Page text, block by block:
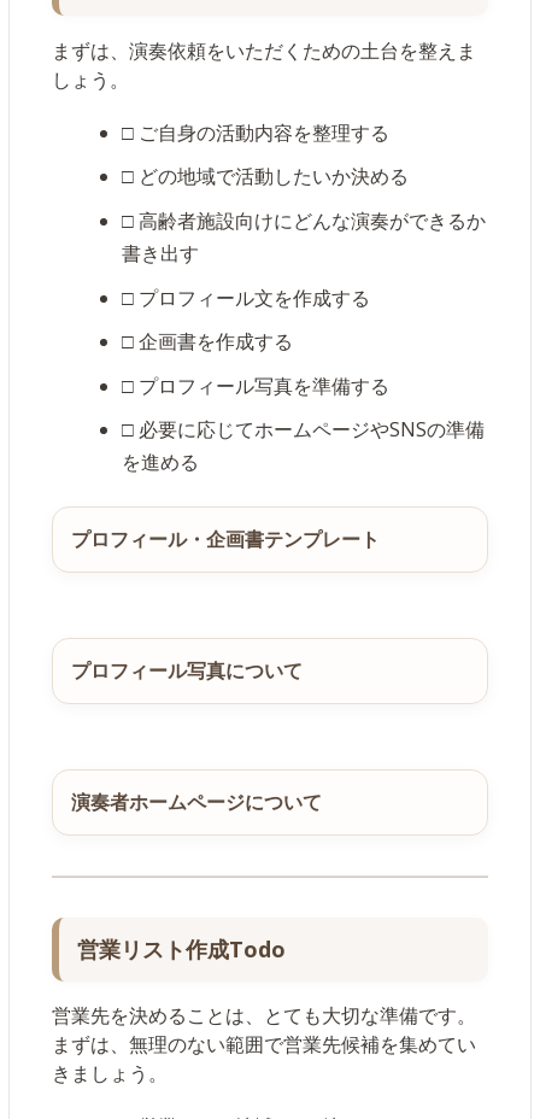
まずは、演奏依頼をいただくための土台を整えま
しょう。
□ ご自身の活動内容を整理する
□ どの地域で活動したいか決める
□ 高齢者施設向けにどんな演奏ができるか
書き出す
□ プロフィール文を作成する
□ 企画書を作成する
□ プロフィール写真を準備する
□ 必要に応じてホームページやSNSの準備
を進める
プロフィール・企画書テンプレート
プロフィール写真について
演奏者ホームページについて
営業リスト作成Todo
営業先を決めることは、とても大切な準備です。
まずは、無理のない範囲で営業先候補を集めてい
きましょう。